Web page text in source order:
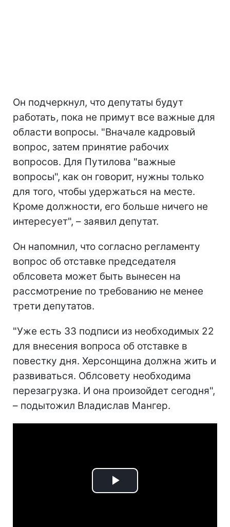
Он подчеркнул, что депутаты будут
работать, пока не примут все важные для
области вопросы. "Вначале кадровый
вопрос, затем принятие рабочих
вопросов. Для Путилова "важные
вопросы", как он говорит, нужны только
для того, чтобы удержаться на месте.
Кроме должности, его больше ничего не
интересует", – заявил депутат.
Он напомнил, что согласно регламенту
вопрос об отставке председателя
облсовета может быть вынесен на
рассмотрение по требованию не менее
трети депутатов.
"Уже есть 33 подписи из необходимых 22
для внесения вопроса об отставке в
повестку дня. Херсонщина должна жить и
развиваться. Облсовету необходима
перезагрузка. И она произойдет сегодня",
– подытожил Владислав Мангер.
Play